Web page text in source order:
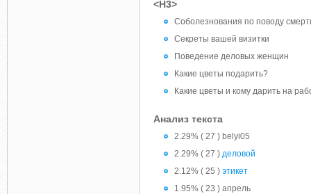
<H3>
Соболезнования по поводу
Секреты вашей визитки
Поведение деловых женщин
Какие цветы подарить?
Какие цветы и кому дарить на
Анализ текста
2.29% ( 27 ) belyi05
2.29% ( 27 ) деловой
2.12% ( 25 ) этикет
1.95% ( 23 ) апрель